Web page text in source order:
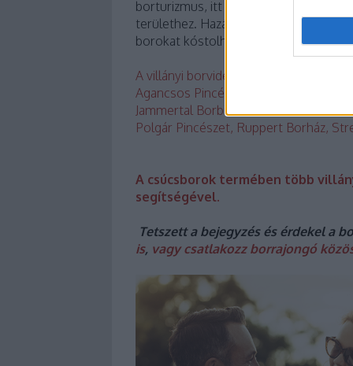
borturizmus, itt vezet végig az ország
területhez. Hazánk első számú
borokat kóstolhatunk a legendás
A villányi borvidék tételeit a következő
Agancsos Pincészet, Bock Pince,
Jammertal Borbirtok, Maczkó Róbert
Polgár Pincészet, Ruppert Borház,
A csúcsborok termében több
segítségével.
Tetszett a bejegyzés és érdekel a
is, vagy csatlakozz borrajongó